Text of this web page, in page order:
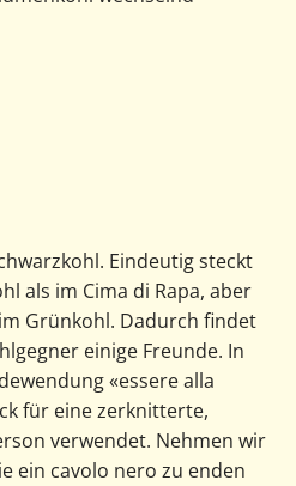
Eindeutig steckt
als im Cima di Rapa, aber
Grünkohl. Dadurch findet
einige Freunde. In
«essere alla
für eine zerknitterte,
verwendet. Nehmen wir
ein cavolo nero zu enden